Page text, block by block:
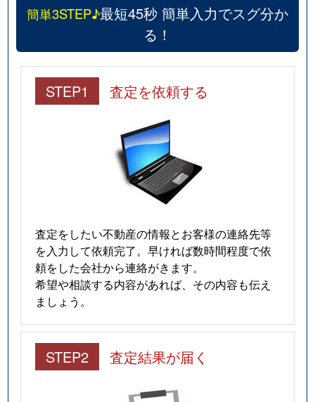
簡単3STEP♪最短45秒 簡単入力でスグ分か
る！
STEP1 査定を依頼する
査定をしたい不動産の情報とお客様の連絡先等
を入力して依頼完了。早ければ数時間程度で依
頼をした会社から連絡がきます。
希望や相談する内容があれば、その内容も伝え
ましょう。
STEP2 査定結果が届く